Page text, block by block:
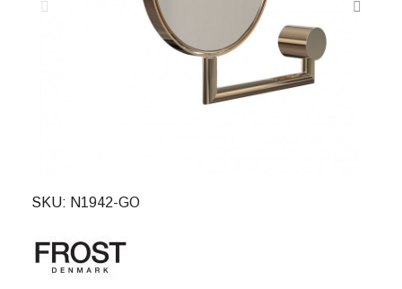
SKU N1942-GO